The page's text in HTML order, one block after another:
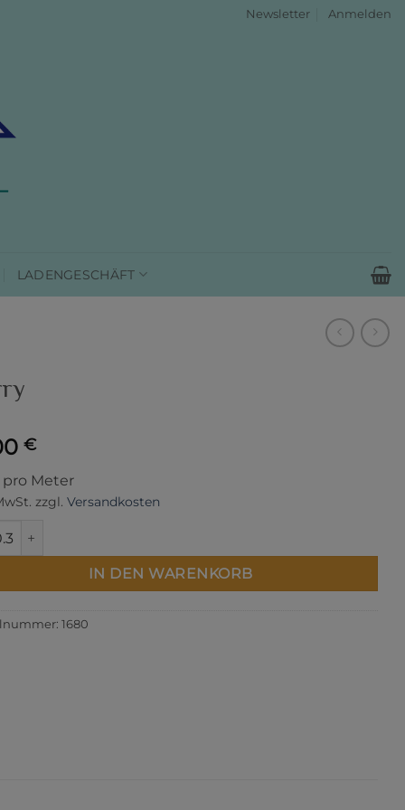
Newsletter Anmelden
LADENGESCHÄFT
€
pro Meter
zzgl. Versandkosten
IN DEN WARENKORB
1680